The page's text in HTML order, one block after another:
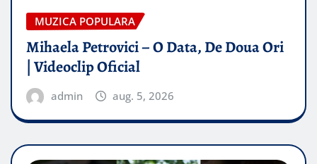
MUZICA POPULARA
Mihaela Petrovici – O Data, De Doua Ori
| Videoclip Oficial
admin aug. 5, 2026